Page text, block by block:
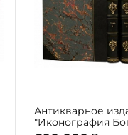
Антикварное
"Иконография